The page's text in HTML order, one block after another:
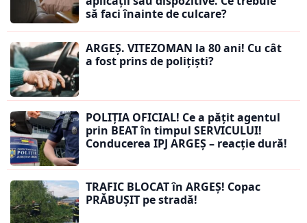
să faci înainte de culcare?
ARGEȘ. VITEZOMAN la 80 ani! Cu cât
a fost prins de polițiști?
POLIȚIA OFICIAL! Ce a pățit agentul
prin BEAT în timpul SERVICULUI!
Conducerea IPJ ARGEȘ – reacție dură!
TRAFIC BLOCAT în ARGEȘ! Copac
PRĂBUȘIT pe stradă!